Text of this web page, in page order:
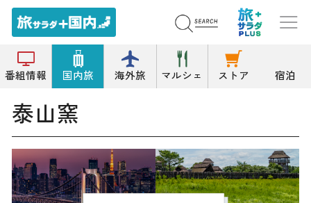
番組情報 国内旅 海外旅 マルシェ ストア 宿泊
トップ
泰山窯